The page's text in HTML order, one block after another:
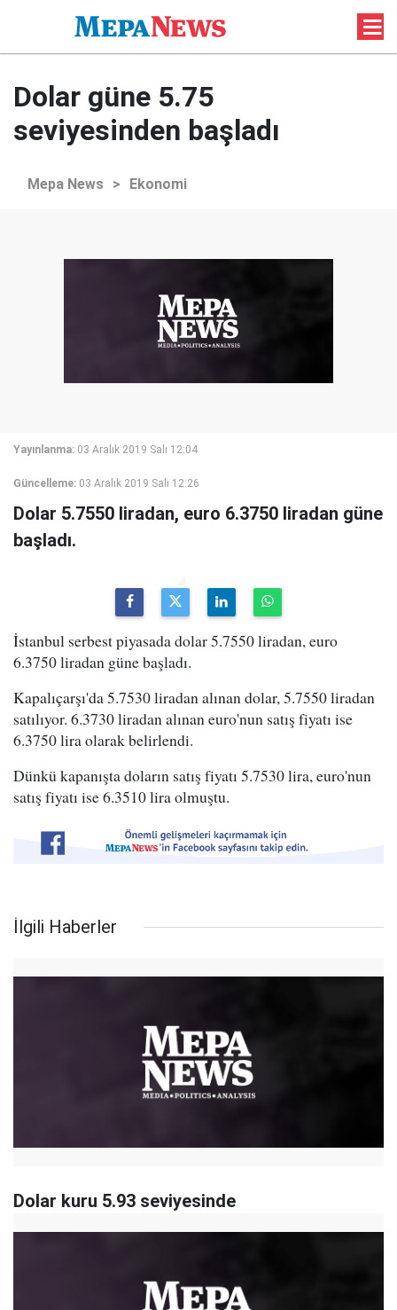
Dolar güne 5.75
seviyesinden başladı
Mepa News > Ekonomi
Yayınlanma: 03 Aralık 2019 Salı 12:04
Güncelleme: 03 Aralık 2019 Salı 12:26
Dolar 5.7550 liradan, euro 6.3750 liradan güne
başladı.
İstanbul serbest piyasada dolar 5.7550 liradan, euro
6.3750 liradan güne başladı.
Kapalıçarşı'da 5.7530 liradan alınan dolar, 5.7550 liradan
satılıyor. 6.3730 liradan alınan euro'nun satış fiyatı ise
6.3750 lira olarak belirlendi.
Dünkü kapanışta doların satış fiyatı 5.7530 lira, euro'nun
satış fiyatı ise 6.3510 lira olmuştu.
İlgili Haberler
Dolar kuru 5.93 seviyesinde